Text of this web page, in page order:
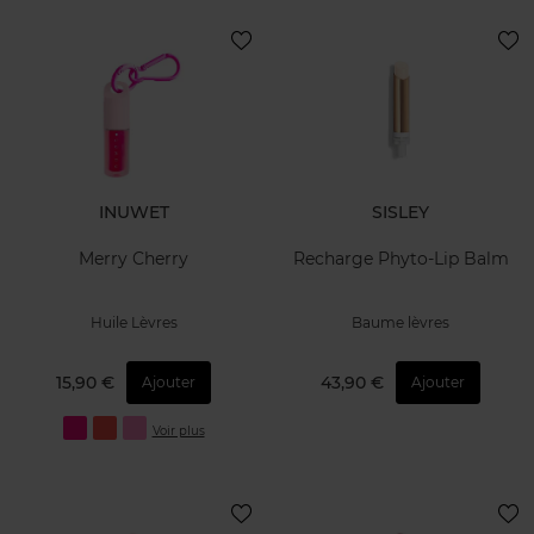
INUWET
Merry Cherry
Huile Lèvres
15,90 € Ajouter
Voir plus
SISLEY
Recharge Phyto-Lip Balm
Baume lèvres
43,90 € Ajouter